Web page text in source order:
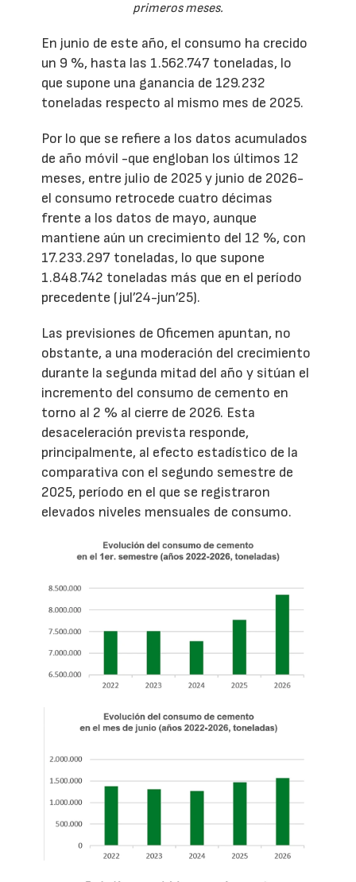
primeros meses.
En junio de este año, el consumo ha crecido
un 9 %, hasta las 1.562.747 toneladas, lo
que supone una ganancia de 129.232
toneladas respecto al mismo mes de 2025.
Por lo que se refiere a los datos acumulados
de año móvil -que engloban los últimos 12
meses, entre julio de 2025 y junio de 2026-
el consumo retrocede cuatro décimas
frente a los datos de mayo, aunque
mantiene aún un crecimiento del 12 %, con
17.233.297 toneladas, lo que supone
1.848.742 toneladas más que en el período
precedente (jul’24-jun’25).
Las previsiones de Oficemen apuntan, no
obstante, a una moderación del crecimiento
durante la segunda mitad del año y sitúan el
incremento del consumo de cemento en
torno al 2 % al cierre de 2026. Esta
desaceleración prevista responde,
principalmente, al efecto estadístico de la
comparativa con el segundo semestre de
2025, período en el que se registraron
elevados niveles mensuales de consumo.